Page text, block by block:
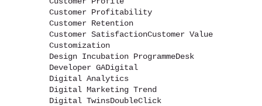
Customer Profitability
Customer Retention
Customer SatisfactionCustomer Value
Customization
Design Incubation ProgrammeDesk
Developer GADigital
Digital Analytics
Digital Marketing Trend
Digital TwinsDoubleClick